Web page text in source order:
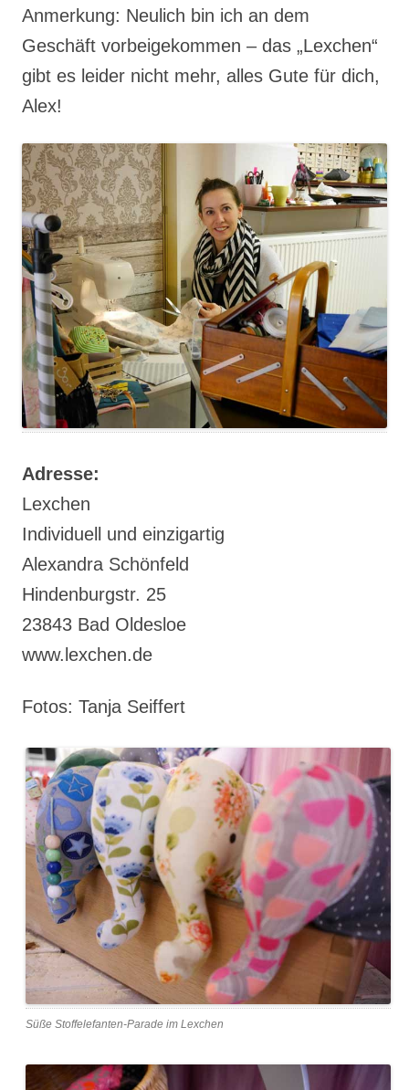
Anmerkung: Neulich bin ich an dem
Geschäft vorbeigekommen – das „Lexchen“
gibt es leider nicht mehr, alles Gute für dich,
Alex!
Adresse:
Lexchen
Individuell und einzigartig
Alexandra Schönfeld
Hindenburgstr. 25
23843 Bad Oldesloe
www.lexchen.de
Fotos: Tanja Seiffert
Süße Stoffelefanten-Parade im Lexchen